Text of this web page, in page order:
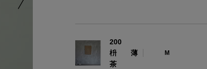
200
枡 薄
茶
M